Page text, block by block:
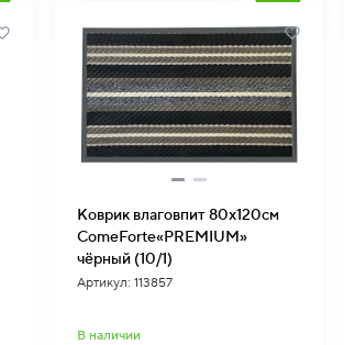
Коврик влаговпит 80х120см
ComeForte«PREMIUM»
чёрный (10/1)
Артикул: 113857
В наличии